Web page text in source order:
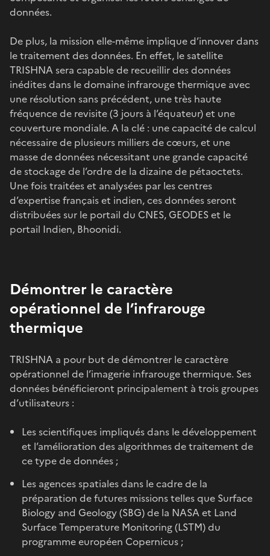
données.
De plus, la mission elle-même implique d’innover dans
le traitement des données. En effet, le satellite
TRISHNA sera capable de recueillir des données
inédites dans le domaine infrarouge thermique avec
une résolution sans précédent, une très haute
fréquence de revisite (3 jours à l’équateur) et une
couverture mondiale. A la clé : une capacité de calcul
nécessaire de plusieurs milliers de cœurs, et une
masse de données nécessitant une grande capacité
de stockage de l’ordre de la dizaine de pétaoctets.
Une fois traitées et analysées par les centres
d’expertise français et indien, ces données seront
distribuées sur le portail du CNES, GEODES et le
portail Indien, Bhoonidi.
Démontrer le caractère
opérationnel de l’infrarouge
thermique
TRISHNA a pour but de démontrer le caractère
opérationnel de l’imagerie infrarouge thermique. Ses
données bénéficieront principalement à trois groupes
d’utilisateurs :
Les scientifiques impliqués dans le développement
et l’amélioration des algorithmes de traitement de
ce type de données ;
Les agences spatiales dans le cadre de la
préparation de futures missions telles que Surface
Biology and Geology (SBG) de la NASA et Land
Surface Temperature Monitoring (LSTM) du
programme européen Copernicus ;